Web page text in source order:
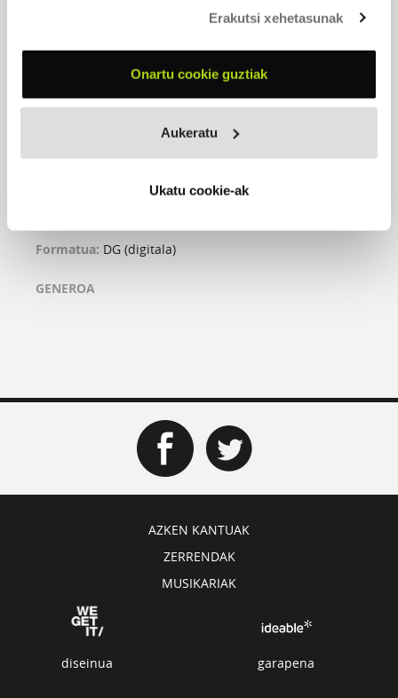
Erakutsi xehetasunak
Onartu cookie guztiak
Aukeratu
Ukatu cookie-ak
Formatua: DG (digitala)
GENEROA
AZKEN KANTUAK
ZERRENDAK
MUSIKARIAK
diseinua garapena